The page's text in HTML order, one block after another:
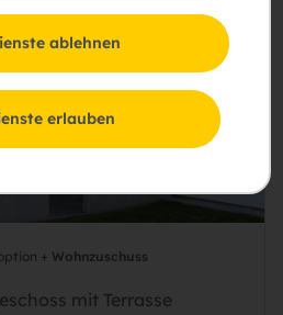
+ Wohnzuschuss
mit Terrasse
ablehnen
erlauben